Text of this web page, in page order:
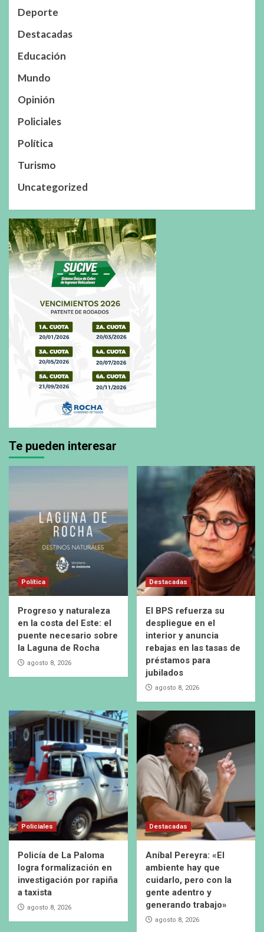
Deporte
Destacadas
Educación
Mundo
Opinión
Policiales
Política
Turismo
Uncategorized
Te pueden interesar
Política
Progreso y naturaleza
en la costa del Este: el
puente necesario sobre
la Laguna de Rocha
agosto 8, 2026
Destacadas
El BPS refuerza su
despliegue en el
interior y anuncia
rebajas en las tasas de
préstamos para
jubilados
agosto 8, 2026
Policiales
Policía de La Paloma
logra formalización en
investigación por rapiña
a taxista
agosto 8, 2026
Destacadas
Aníbal Pereyra: «El
ambiente hay que
cuidarlo, pero con la
gente adentro y
generando trabajo»
agosto 8, 2026